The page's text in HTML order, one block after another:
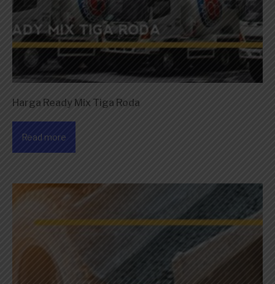
Harga Ready Mix Tiga Roda
Read more